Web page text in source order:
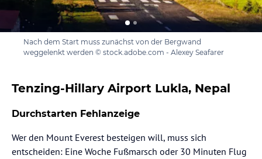
Nach dem Start muss zunächst von der Bergwand
weggelenkt werden © stock.adobe.com - Alexey Seafarer
Tenzing-Hillary Airport Lukla, Nepal
Durchstarten Fehlanzeige
Wer den Mount Everest besteigen will, muss sich
entscheiden: Eine Woche Fußmarsch oder 30 Minuten Flug